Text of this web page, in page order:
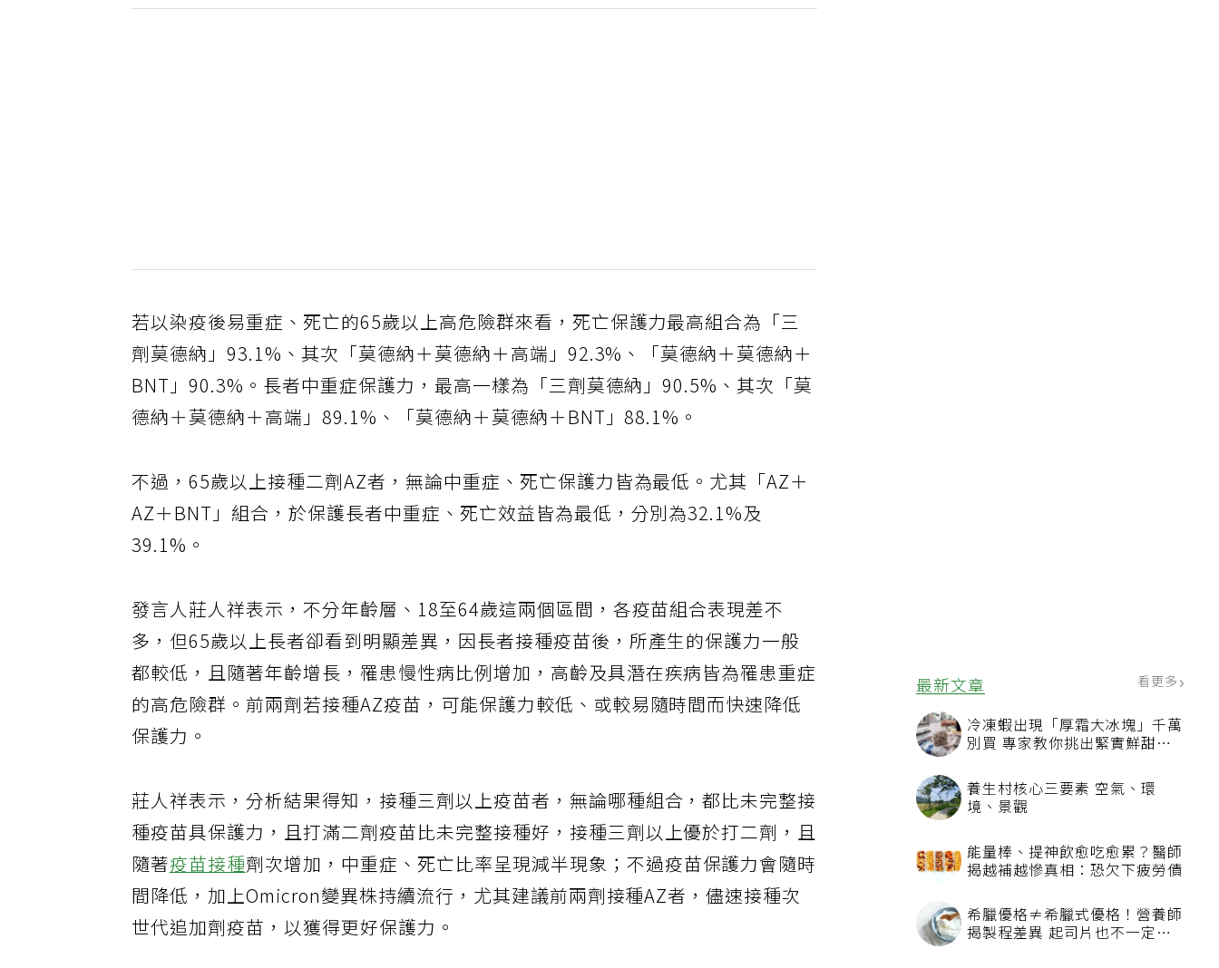
最新文章 看更多
冷凍蝦出現「厚霜大冰塊」千萬
別買 專家教你挑出緊實鮮甜蝦
養生村核心三要素 空氣、環
境、景觀
能量棒、提神飲愈吃愈累？醫師
揭越補越慘真相：恐欠下疲勞債
希臘優格≠希臘式優格！營養師
揭製程差異 起司片也不一定是
若以染疫後易重症、死亡的65歲以上高危險群來看，死亡保護力最高組合為「三
劑莫德納」93.1%、其次「莫德納＋莫德納＋高端」92.3%、「莫德納＋莫德納＋
BNT」90.3%。長者中重症保護力，最高一樣為「三劑莫德納」90.5%、其次「莫
德納＋莫德納＋高端」89.1%、「莫德納＋莫德納＋BNT」88.1%。
不過，65歲以上接種二劑AZ者，無論中重症、死亡保護力皆為最低。尤其「AZ＋
AZ＋BNT」組合，於保護長者中重症、死亡效益皆為最低，分別為32.1%及
39.1%。
發言人莊人祥表示，不分年齡層、18至64歲這兩個區間，各疫苗組合表現差不
多，但65歲以上長者卻看到明顯差異，因長者接種疫苗後，所產生的保護力一般
都較低，且隨著年齡增長，罹患慢性病比例增加，高齡及具潛在疾病皆為罹患重症
的高危險群。前兩劑若接種AZ疫苗，可能保護力較低、或較易隨時間而快速降低
保護力。
莊人祥表示，分析結果得知，接種三劑以上疫苗者，無論哪種組合，都比未完整接
種疫苗具保護力，且打滿二劑疫苗比未完整接種好，接種三劑以上優於打二劑，且
隨著疫苗接種劑次增加，中重症、死亡比率呈現減半現象；不過疫苗保護力會隨時
間降低，加上Omicron變異株持續流行，尤其建議前兩劑接種AZ者，儘速接種次
世代追加劑疫苗，以獲得更好保護力。